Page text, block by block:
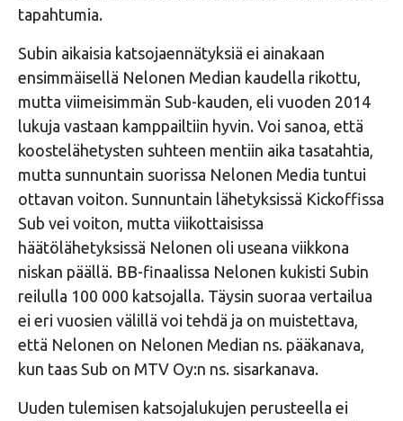
tapahtumia.
Subin aikaisia katsojaennätyksiä ei ainakaan
ensimmäisellä Nelonen Median kaudella rikottu,
mutta viimeisimmän Sub-kauden, eli vuoden 2014
lukuja vastaan kamppailtiin hyvin. Voi sanoa, että
koostelähetysten suhteen mentiin aika tasatahtia,
mutta sunnuntain suorissa Nelonen Media tuntui
ottavan voiton. Sunnuntain lähetyksissä Kickoffissa
Sub vei voiton, mutta viikottaisissa
häätölähetyksissä Nelonen oli useana viikkona
niskan päällä. BB-finaalissa Nelonen kukisti Subin
reilulla 100 000 katsojalla. Täysin suoraa vertailua
ei eri vuosien välillä voi tehdä ja on muistettava,
että Nelonen on Nelonen Median ns. pääkanava,
kun taas Sub on MTV Oy:n ns. sisarkanava.
Uuden tulemisen katsojalukujen perusteella ei